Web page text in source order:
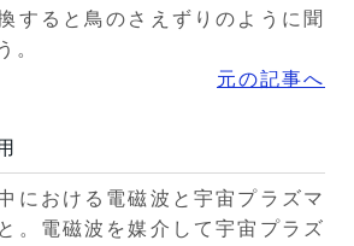
すると鳥のさえずりのように聞
。
元の記事へ
における電磁波と宇宙プラズマ
。電磁波を媒介して宇宙プラズ